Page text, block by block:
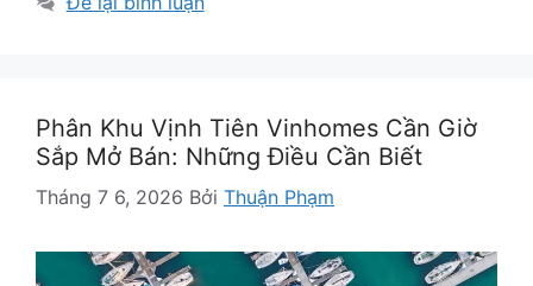
Phân Khu Vịnh Tiên Vinhomes Cần Giờ
Sắp Mở Bán: Những Điều Cần Biết
Tháng 7 6, 2026 Bởi Thuận Phạm